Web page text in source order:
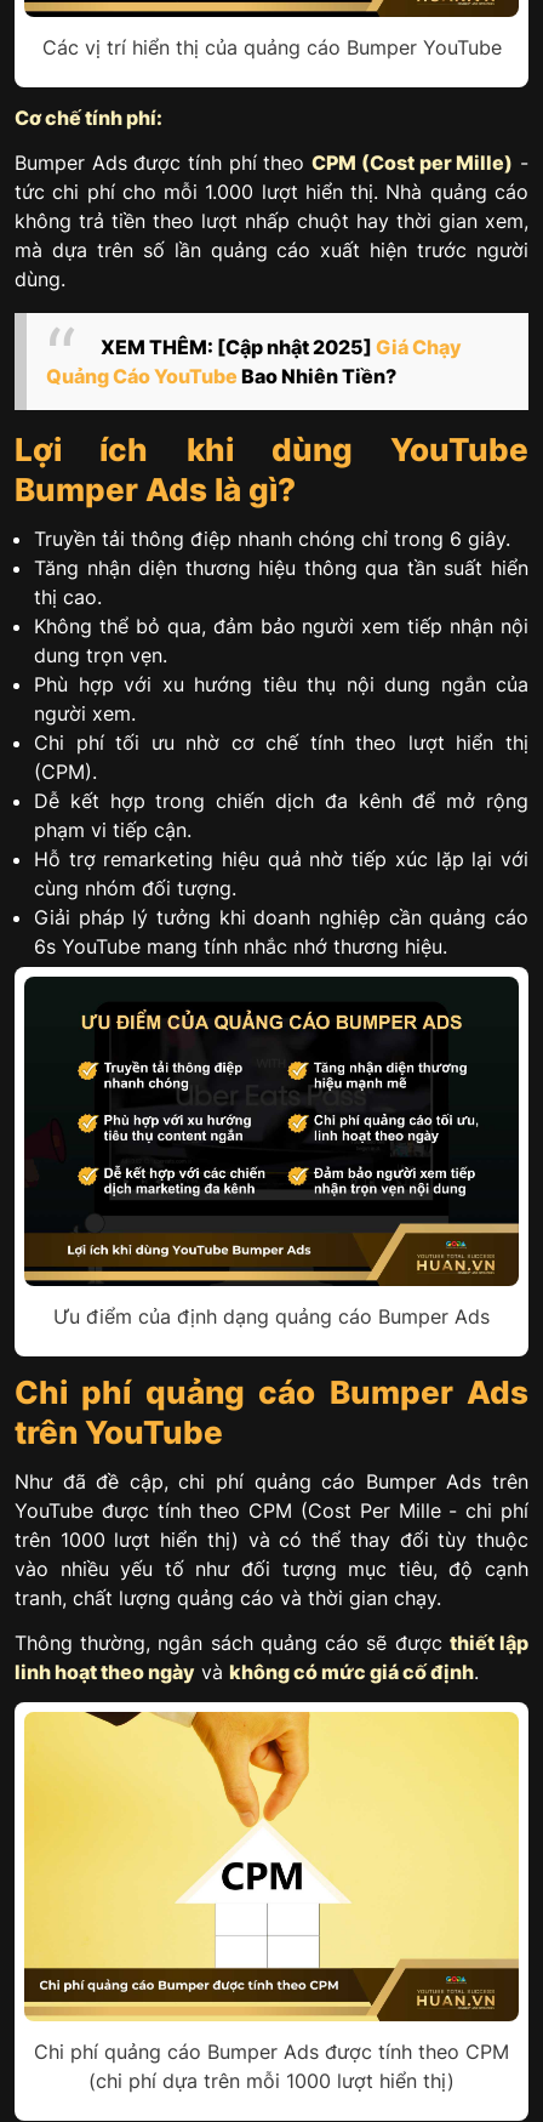
Các vị trí hiển thị của quảng cáo Bumper YouTube
Cơ chế tính phí:
Bumper Ads được tính phí theoCPM (Cost per Mille) -
tức chi phí cho mỗi 1.000 lượt hiển thị. Nhà quảng cáo
không trả tiền theo lượt nhấp chuột hay thời gian xem,
mà dựa trên số lần quảng cáo xuất hiện trước người
dùng.
XEM THÊM: [Cập nhật 2025] Giá Chạy
Quảng Cáo YouTube Bao Nhiên Tiền?
Lợi ích khi dùng YouTube
Bumper Ads là gì?
Truyền tải thông điệp nhanh chóng chỉ trong 6 giây.
Tăng nhận diện thương hiệu thông qua tần suất hiển
thị cao.
Không thể bỏ qua, đảm bảo người xem tiếp nhận nội
dung trọn vẹn.
Phù hợp với xu hướng tiêu thụ nội dung ngắn của
người xem.
Chi phí tối ưu nhờ cơ chế tính theo lượt hiển thị
(CPM).
Dễ kết hợp trong chiến dịch đa kênh để mở rộng
phạm vi tiếp cận.
Hỗ trợ remarketing hiệu quả nhờ tiếp xúc lặp lại với
cùng nhóm đối tượng.
Giải pháp lý tưởng khi doanh nghiệp cần quảng cáo
6s YouTube mang tính nhắc nhớ thương hiệu.
Ưu điểm của định dạng quảng cáo Bumper Ads
Chi phí quảng cáo Bumper Ads
trên YouTube
Như đã đề cập, chi phí quảng cáo Bumper Ads trên
YouTube được tính theo CPM (Cost Per Mille - chi phí
trên 1000 lượt hiển thị) và có thể thay đổi tùy thuộc
vào nhiều yếu tố như đối tượng mục tiêu, độ cạnh
tranh, chất lượng quảng cáo và thời gian chạy.
Thông thường, ngân sách quảng cáo sẽ được thiết lập
linh hoạt theo ngày và không có mức giá cố định.
Chi phí quảng cáo Bumper Ads được tính theo CPM
(chi phí dựa trên mỗi 1000 lượt hiển thị)